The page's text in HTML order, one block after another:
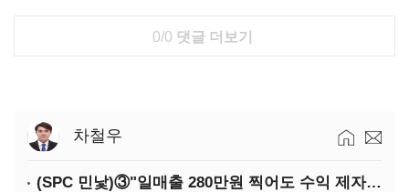
0/0 댓글 더보기
차철우
(SPC 민낯)③"일매출 280만원 찍어도 수익 제자리"…점주 울리는 '상시 할인'